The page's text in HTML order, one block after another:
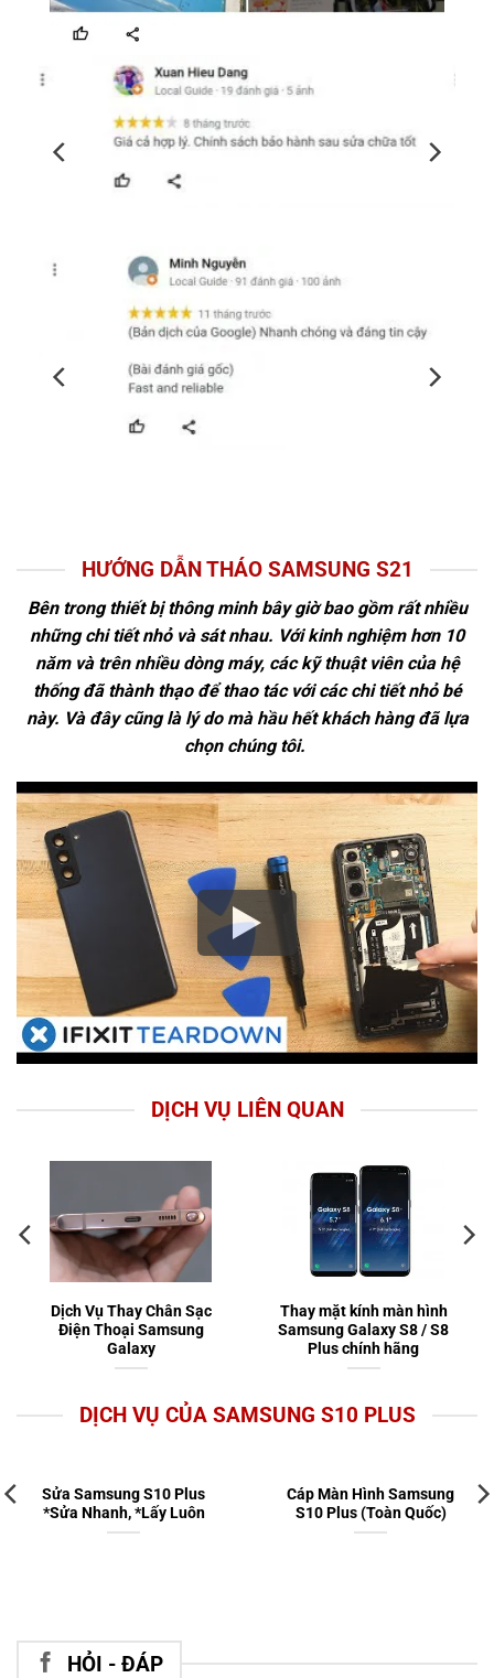
HƯỚNG DẪN THÁO SAMSUNG S21
Bên trong thiết bị thông minh bây giờ bao gồm rất nhiều
những chi tiết nhỏ và sát nhau. Với kinh nghiệm hơn 10
năm và trên nhiều dòng máy, các kỹ thuật viên của hệ
thống đã thành thạo để thao tác với các chi tiết nhỏ bé
này. Và đây cũng là lý do mà hầu hết khách hàng đã lựa
chọn chúng tôi.
DỊCH VỤ LIÊN QUAN
Dịch Vụ Thay Chân Sạc
Điện Thoại Samsung
Galaxy
Thay mặt kính màn hình
Samsung Galaxy S8 / S8
Plus chính hãng
DỊCH VỤ CỦA SAMSUNG S10 PLUS
Sửa Samsung S10 Plus
*Sửa Nhanh, *Lấy Luôn
Cáp Màn Hình Samsung
S10 Plus (Toàn Quốc)
HỎI - ĐÁP